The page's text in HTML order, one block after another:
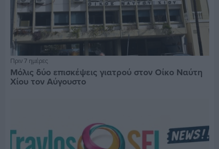
Πριν 7 ημέρες
Μόλις δύο επισκέψεις γιατρού στον Οίκο Ναύτη
Χίου τον Αύγουστο